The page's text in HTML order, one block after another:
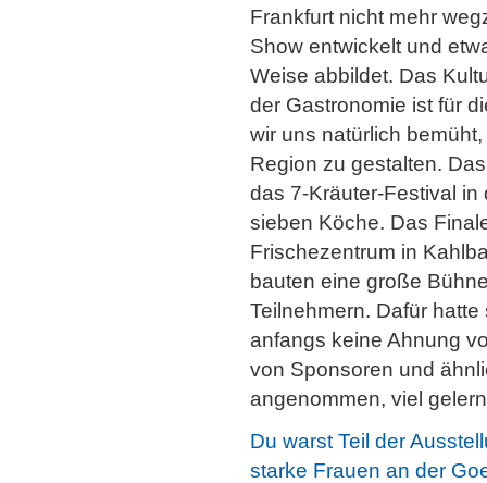
Frankfurt nicht mehr
Show entwickelt und
Weise abbildet. Das
der Gastronomie ist für
wir uns natürlich
Region zu gestalten.
das 7-Kräuter-Festival
sieben Köche. Das
Frischezentrum in
bauten eine große
Teilnehmern. Dafür
anfangs keine Ahnung
von Sponsoren und
angenommen, viel
Du warst Teil der
starke Frauen an der